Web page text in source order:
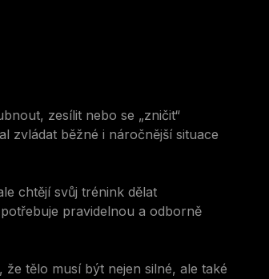
zesílit nebo se „zničit“
zvládat běžné i náročnější situace
chtějí svůj trénink dělat
pravidelnou a odborně
tělo musí být nejen silné, ale také